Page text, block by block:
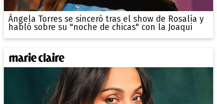
Ángela Torres se sinceró tras el show de Rosalía y
habló sobre su "noche de chicas" con la Joaqui